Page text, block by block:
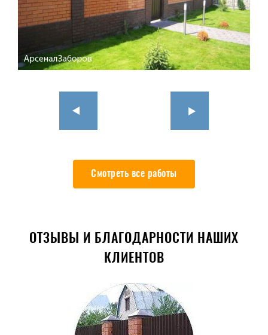
Смотреть все работы
ОТЗЫВЫ И БЛАГОДАРНОСТИ НАШИХ
КЛИЕНТОВ